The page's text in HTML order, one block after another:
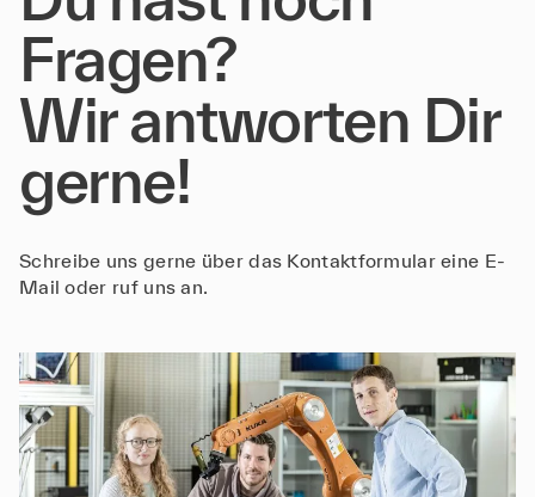
Fragen?
Wir antworten Dir
gerne!
Schreibe uns gerne über das Kontaktformular eine E-
Mail oder ruf uns an.